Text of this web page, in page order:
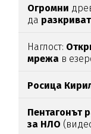
Огромни
да разкриват
Наглост:
мрежа в
Росица
Пентагонът
за НЛО